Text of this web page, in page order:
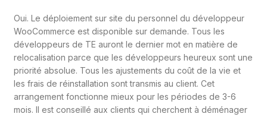
Oui. Le déploiement sur site du personnel du développeur
WooCommerce est disponible sur demande. Tous les
développeurs de TE auront le dernier mot en matière de
relocalisation parce que les développeurs heureux sont une
priorité absolue. Tous les ajustements du coût de la vie et
les frais de réinstallation sont transmis au client. Cet
arrangement fonctionne mieux pour les périodes de 3-6
mois. Il est conseillé aux clients qui cherchent à déménager